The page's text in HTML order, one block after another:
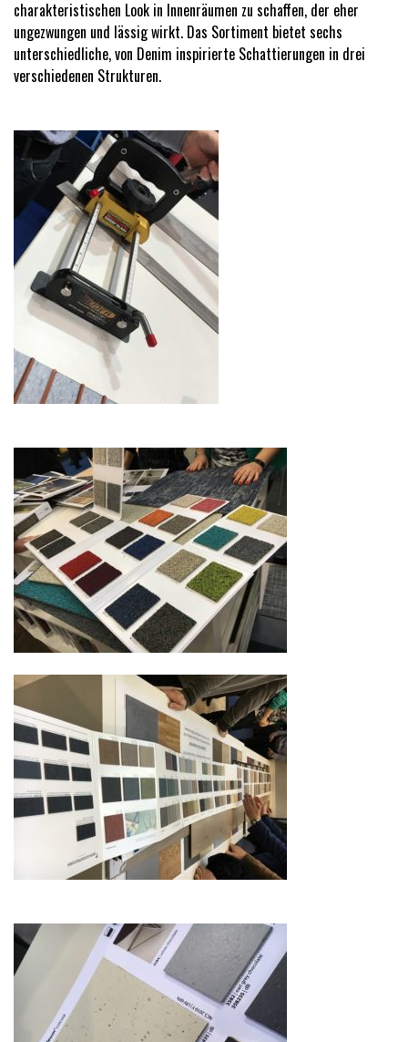
charakteristischen Look in Innenräumen zu schaffen, der eher
ungezwungen und lässig wirkt. Das Sortiment bietet sechs
unterschiedliche, von Denim inspirierte Schattierungen in drei
verschiedenen Strukturen.